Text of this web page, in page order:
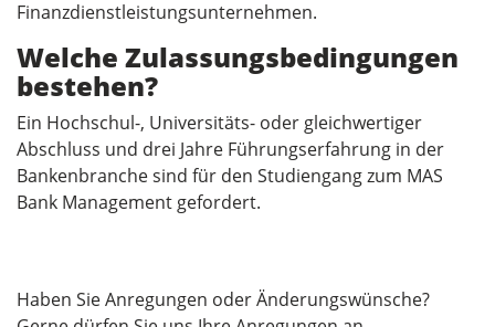
Finanzdienstleistungsunternehmen.
Welche Zulassungsbedingungen
bestehen?
Ein Hochschul-, Universitäts- oder gleichwertiger
Abschluss und drei Jahre Führungserfahrung in der
Bankenbranche sind für den Studiengang zum MAS
Bank Management gefordert.
Haben Sie Anregungen oder Änderungswünsche?